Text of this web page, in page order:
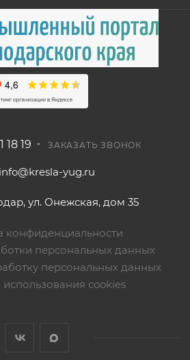
18 19 ЗАКАЗАТЬ ЗВОНОК
info@kresla-yug.ru
ул. Онежская, дом 35
конфиденциальности
персональных данных
персональных данных
cookies